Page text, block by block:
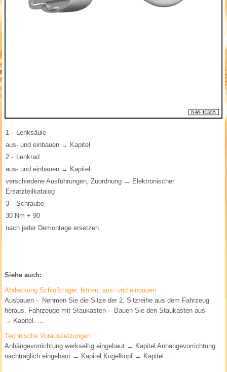
1 - Lenksäule
aus- und einbauen → Kapitel
2 - Lenkrad
aus- und einbauen → Kapitel
verschiedene Ausführungen, Zuordnung → Elektronischer
Ersatzteilkatalog
3 - Schraube
30 Nm + 90
nach jeder Demontage ersetzen
Siehe auch:
Abdeckung Schloßträger, hinten, aus- und einbauen
Ausbauen - Nehmen Sie die Sitze der 2. Sitzreihe aus dem Fahrzeug
heraus. Fahrzeuge mit Staukasten - Bauen Sie den Staukasten aus
→ Kapitel. ...
Technische Voraussetzungen
Anhängevorrichtung werkseitig eingebaut → Kapitel Anhängevorrichtung
nachträglich eingebaut → Kapitel Kugelkopf → Kapitel ...